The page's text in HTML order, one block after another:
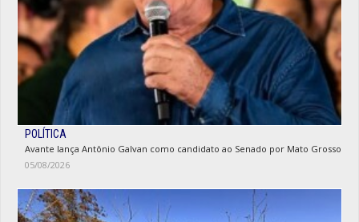
POLÍTICA
Avante lança Antônio Galvan como candidato ao Senado por Mato Grosso
05/08/2026